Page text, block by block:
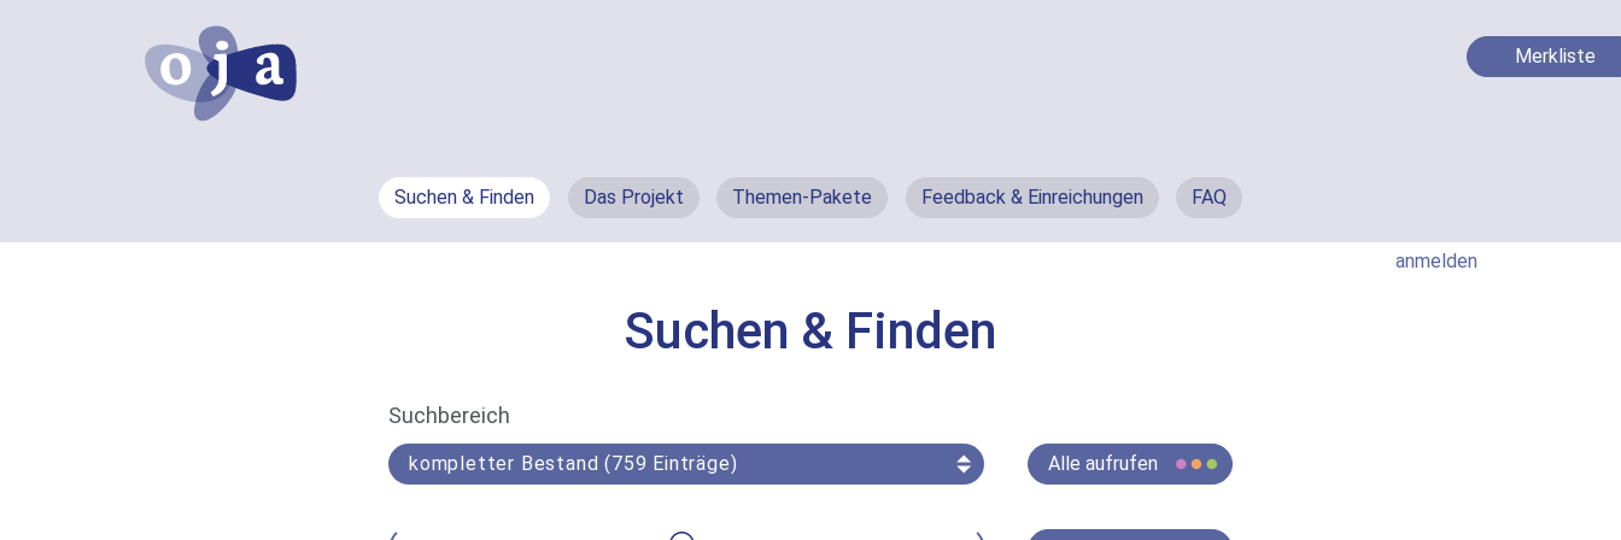
Suchen & Finden Das Projekt Themen-Pakete Feedback & Einreichungen FAQ
Merkliste
anmelden
Suchen & Finden
Suchbereich
Info
Such-
Bereich
Alle aufrufen